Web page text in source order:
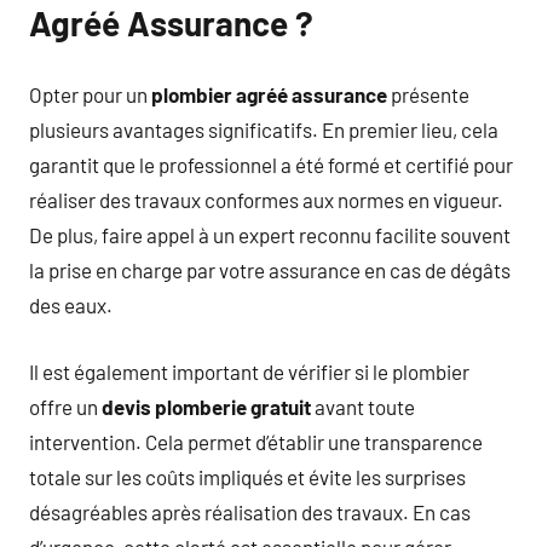
Agréé Assurance ?
Opter pour un plombier agréé assurance présente
plusieurs avantages significatifs. En premier lieu, cela
garantit que le professionnel a été formé et certifié pour
réaliser des travaux conformes aux normes en vigueur.
De plus, faire appel à un expert reconnu facilite souvent
la prise en charge par votre assurance en cas de dégâts
des eaux.
Il est également important de vérifier si le plombier
offre un devis plomberie gratuitavant toute
intervention. Cela permet d’établir une transparence
totale sur les coûts impliqués et évite les surprises
désagréables après réalisation des travaux. En cas